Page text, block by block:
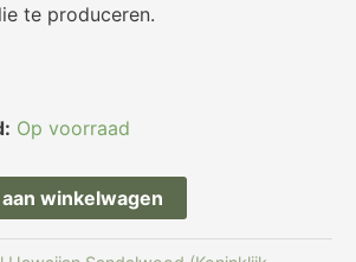
te produceren.
Op voorraad
winkelwagen